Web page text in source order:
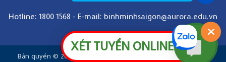
XÉT TUYỂN ONLINE
Hotline: 1800 1568 - E-mail: binhminhsaigon@aurora.edu.vn
Bản quyền © 2026 Aurora Saigon College. All rights reserved.